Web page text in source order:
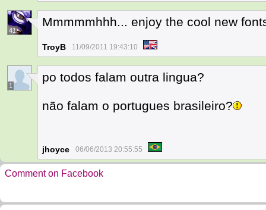
41
Mmmmmhhh... enjoy the cool new
TroyB 11/09/2011 19:43:10
1
po todos falam outra lingua?
não falam o portugues brasileiro?
jhoyce 06/06/2013 20:55:55
Comment on Facebook